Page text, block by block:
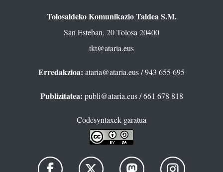
Tolosaldeko Komunikazio Taldea S.M.
San Esteban, 20 Tolosa 20400
tkt@ataria.eus
Erredakzioa: ataria@ataria.eus/ 943 655 695
Publizitatea: publi@ataria.eus/ 661 678 818
Codesyntaxek garatua